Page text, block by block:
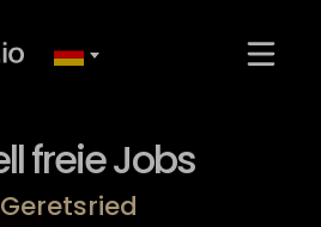
freie Jobs